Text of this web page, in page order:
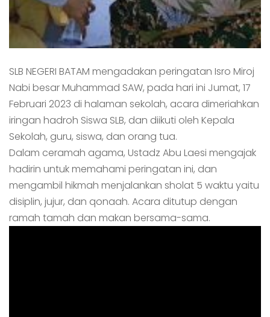
SLB NEGERI BATAM mengadakan peringatan Isro Miroj
Nabi besar Muhammad SAW, pada hari ini Jumat, 17
Februari 2023 di halaman sekolah, acara dimeriahkan
iringan hadroh Siswa SLB, dan diikuti oleh Kepala
Sekolah, guru, siswa, dan orang tua.
Dalam ceramah agama, Ustadz Abu Laesi mengajak
hadirin untuk memahami peringatan ini, dan
mengambil hikmah menjalankan sholat 5 waktu yaitu
disiplin, jujur, dan qonaah. Acara ditutup dengan
ramah tamah dan makan bersama-sama.